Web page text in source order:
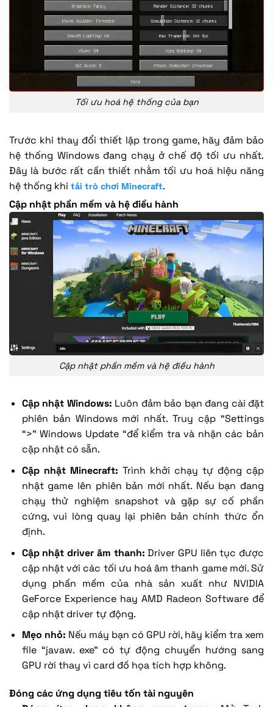
Tối ưu hoá hệ thống của bạn
Trước khi thay đổi thiết lập trong game, hãy đảm bảo
hệ thống Windows đang chạy ở chế độ tối ưu nhất.
Đây là bước rất cần thiết nhằm tối ưu hoá hiệu năng
hệ thống khi tải trò chơi Minecraft.
Cập nhật phần mềm và hệ điều hành
Cập nhật phần mềm và hệ điều hành
Cập nhật Windows: Luôn đảm bảo bạn đang cài đặt
phiên bản Windows mới nhất. Truy cập “Settings
“>” Windows Update “để kiểm tra và nhận các bản
cập nhật có sẵn.
Cập nhật Minecraft: Trình khởi chạy tự động cập
nhật game lên phiên bản mới nhất. Nếu bạn đang
chạy thử nghiệm snapshot và gặp sự cố phần
cứng, vui lòng quay lại phiên bản chính thức ổn
định.
Cập nhật driver âm thanh:Driver GPU liên tục được
cập nhật với các tối ưu hoá âm thanh game mới. Sử
dụng phần mềm của nhà sản xuất như NVIDIA
GeForce Experience hay AMD Radeon Software để
cập nhật driver tự động.
Mẹo nhỏ: Nếu máy bạn có GPU rời, hãy kiểm tra xem
file “javaw. exe” có tự động chuyển hướng sang
GPU rời thay vì card đồ họa tích hợp không.
Đóng các ứng dụng tiêu tốn tài nguyên